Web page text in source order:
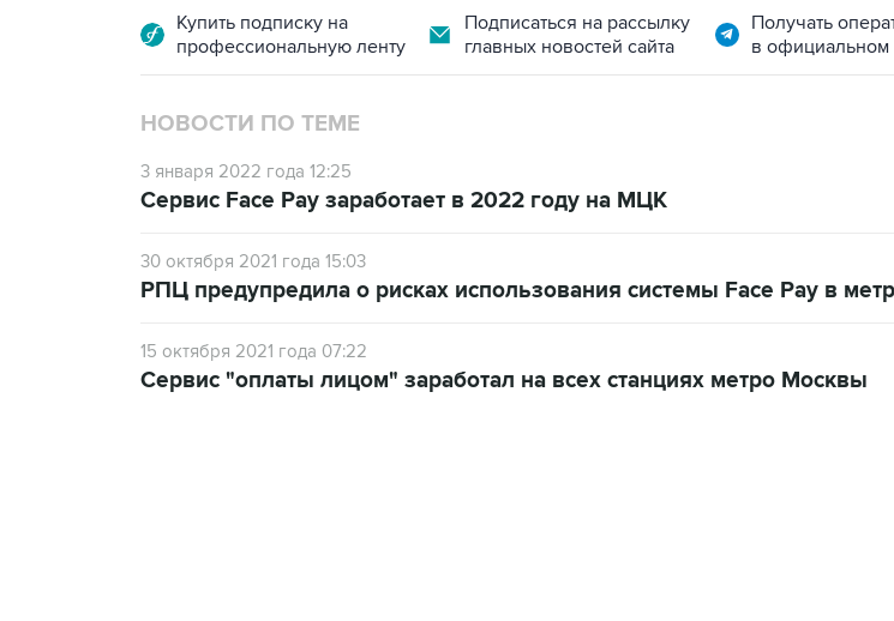
Купить подписку на
профессиональную ленту
Подписаться на рассылку
главных новостей сайта
Получать
в официальном
НОВОСТИ ПО ТЕМЕ
3 января 2022 года 12:25
Сервис Face Pay заработает в 2022 году на МЦК
30 октября 2021 года 15:03
РПЦ предупредила о рисках использования системы Face Pay в
15 октября 2021 года 07:22
Сервис "оплаты лицом" заработал на всех станциях метро Москвы